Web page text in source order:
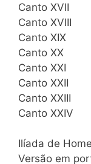
Canto XVII
Canto XVIII
Canto XIX
Canto XX
Canto XXI
Canto XXII
Canto XXIII
Canto XXIV
Ilíada de
Versão em